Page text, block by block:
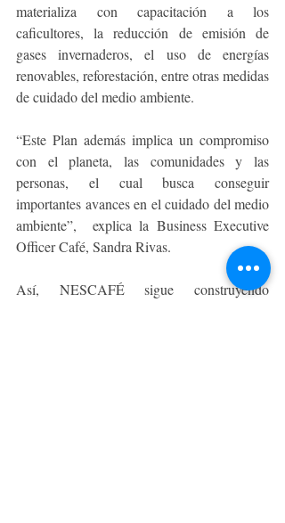
materializa con capacitación a los
caficultores, la reducción de emisión de
gases invernaderos, el uso de energías
renovables, reforestación, entre otras medidas
de cuidado del medio ambiente.
“Este Plan además implica un compromiso
con el planeta, las comunidades y las
personas, el cual busca conseguir
importantes avances en el cuidado del medio
ambiente”,  explica la Business Executive
Officer Café, Sandra Rivas.
Así, NESCAFÉ sigue construyendo